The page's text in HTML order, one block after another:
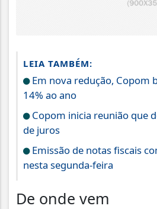
LEIA TAMBÉM:
Em nova redução, Copom
14% ao ano
Copom inicia reunião que
de juros
Emissão de notas fiscais
nesta segunda-feira
De onde vem